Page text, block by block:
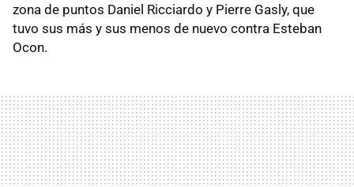
zona de puntos Daniel Ricciardo y Pierre Gasly, que
tuvo sus más y sus menos de nuevo contra Esteban
Ocon.